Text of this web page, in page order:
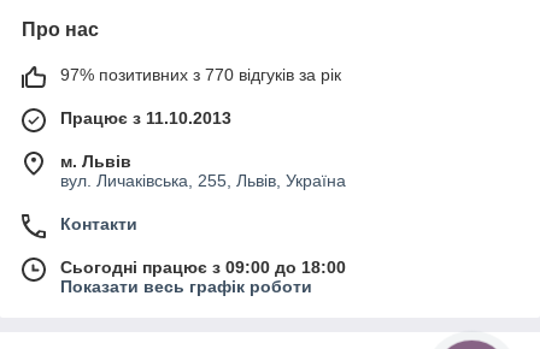
Про нас
97% позитивних з 770 відгуків за рік
Працює з 11.10.2013
м. Львів
вул. Личаківська, 255, Львів, Україна
Контакти
Сьогодні працює з 09:00 до 18:00
Показати весь графік роботи